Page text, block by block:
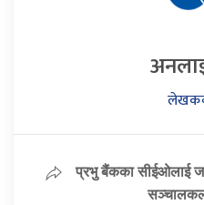
प्रभु बैंकका सीईओलाई